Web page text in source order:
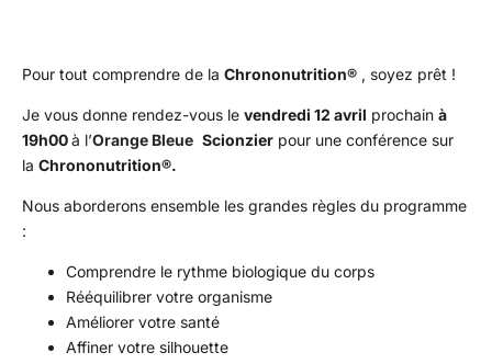
Pour tout comprendre de la Chrononutrition® , soyez prêt !
Je vous donne rendez-vous le vendredi 12 avril prochain à
19h00à l’Orange Bleue Scionzier pour une conférence sur
la Chrononutrition®.
Nous aborderons ensemble les grandes règles du programme
:
Comprendre le rythme biologique du corps
Rééquilibrer votre organisme
Améliorer votre santé
Affiner votre silhouette